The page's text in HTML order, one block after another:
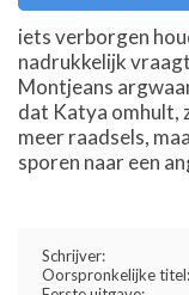
iets verborgen
nadrukkelijk
Montjeans
dat Katya omhult,
meer raadsels,
sporen naar een
Schrijver:
Oorspronkelijke titel: